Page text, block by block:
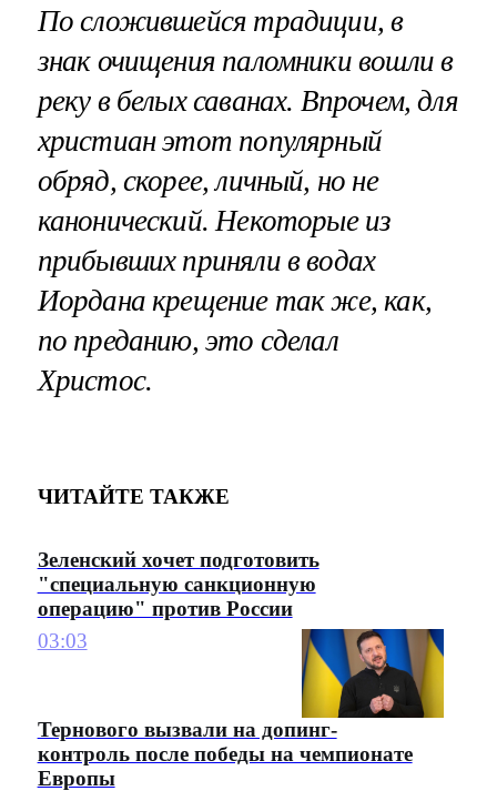
По сложившейся традиции, в
знак очищения паломники вошли в
реку в белых саванах. Впрочем, для
христиан этот популярный
обряд, скорее, личный, но не
канонический. Некоторые из
прибывших приняли в водах
Иордана крещение так же, как,
по преданию, это сделал
Христос.
ЧИТАЙТЕ ТАКЖЕ
Зеленский хочет подготовить
"специальную санкционную
операцию" против России
03:03
Тернового вызвали на допинг-
контроль после победы на чемпионате
Европы